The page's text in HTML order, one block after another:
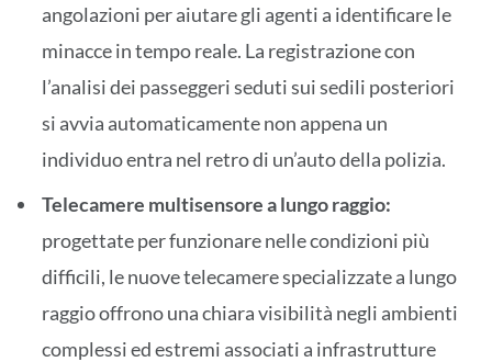
angolazioni per aiutare gli agenti a identificare le
minacce in tempo reale. La registrazione con
l’analisi dei passeggeri seduti sui sedili posteriori
si avvia automaticamente non appena un
individuo entra nel retro di un’auto della polizia.
Telecamere multisensore a lungo raggio:
progettate per funzionare nelle condizioni più
difficili, le nuove telecamere specializzate a lungo
raggio offrono una chiara visibilità negli ambienti
complessi ed estremi associati a infrastrutture